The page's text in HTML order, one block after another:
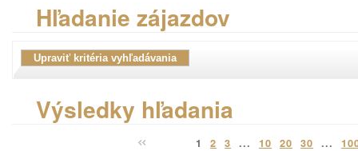
Hľadanie zájazdov
Výsledky hľadania
1 2 3 ... 10 20 30 ...